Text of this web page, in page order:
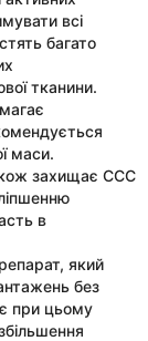
всі
багато
тканини.
маси.
захищає ССС
в
який
без
при цьому